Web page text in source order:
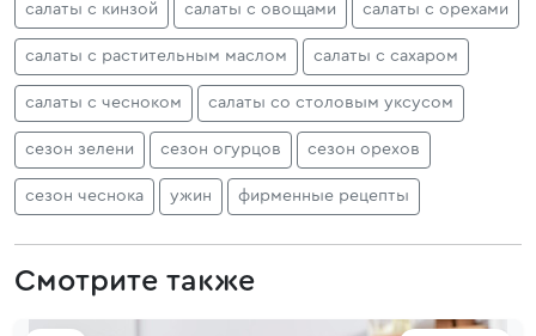
салаты с кинзой салаты с овощами салаты с орехами
салаты с растительным маслом салаты с сахаром
салаты с чесноком салаты со столовым уксусом
сезон зелени сезон огурцов сезон орехов
сезон чеснока ужин фирменные рецепты
Смотрите также